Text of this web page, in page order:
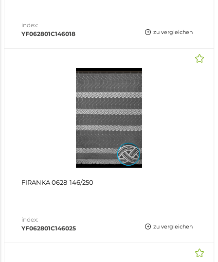
index:
YF062801C146018
zu vergleichen
FIRANKA 0628-146/250
index:
YF062801C146025
zu vergleichen